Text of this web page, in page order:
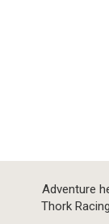
Adventure
Thork Racing